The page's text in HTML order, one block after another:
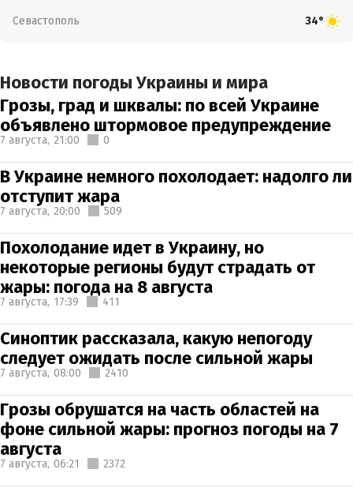
Севастополь 34°
Новости погоды Украины и мира
Грозы, град и шквалы: по всей Украине
объявлено штормовое предупреждение
7 августа, 21:00 0
В Украине немного похолодает: надолго ли
отступит жара
7 августа, 20:00 509
Похолодание идет в Украину, но
некоторые регионы будут страдать от
жары: погода на 8 августа
7 августа, 17:39 411
Синоптик рассказала, какую непогоду
следует ожидать после сильной жары
7 августа, 08:00 2410
Грозы обрушатся на часть областей на
фоне сильной жары: прогноз погоды на 7
августа
7 августа, 06:21 2372